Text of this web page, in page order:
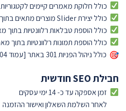
כולל חלוקת מאמרים קיימים
כולל יצירת Slider מוצרים מתאים בתוך מאמרים קיימים
כולל הוספת טבלאות רלוונטיות בתוך
כולל הוספת תמונות רלוונטיות בתוך
כולל ניהול הפניות 301 באתר [עמוד 404 / העמוד לא נמצא]
חבילת SEO חודשית
זמן אספקה עד כ- 14 ימי עסקים
לאחר השלמת השאלון ואישור ההזמנה